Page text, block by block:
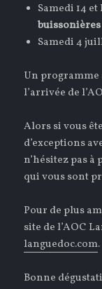
Samedi 14
Samedi 4
Un
l’arrivée de
Alors si vous
d’exceptions
n’hésitez pas
qui vous sont
Pour de plus
site de l’AOC
languedoc.com.
Bonne